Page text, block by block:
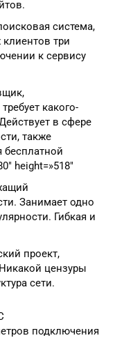
система,
три
к сервису
какого-
в сфере
также
бесплатной
height=»518″
Занимает одно
Гибкая и
проект,
цензуры
сети.
подключения